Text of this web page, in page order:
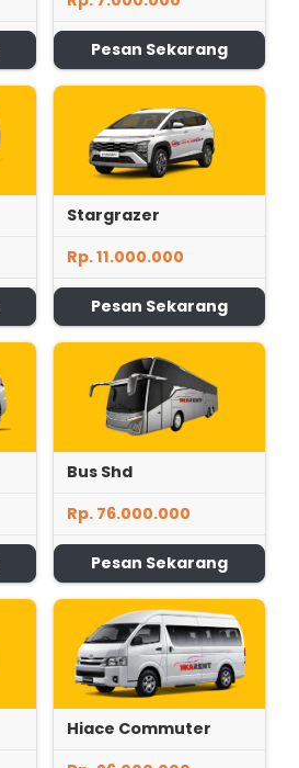
Pesan Sekarang
Stargrazer
Rp. 11.000.000
Pesan Sekarang
Bus Shd
Rp. 76.000.000
Pesan Sekarang
Hiace Commuter